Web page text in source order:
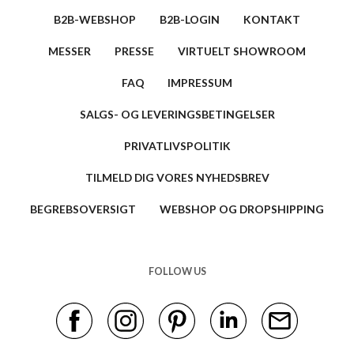
B2B-WEBSHOP B2B-LOGIN KONTAKT
MESSER PRESSE VIRTUELT SHOWROOM
FAQ IMPRESSUM
SALGS- OG LEVERINGSBETINGELSER
PRIVATLIVSPOLITIK
TILMELD DIG VORES NYHEDSBREV
BEGREBSOVERSIGT WEBSHOP OG DROPSHIPPING
FOLLOW US